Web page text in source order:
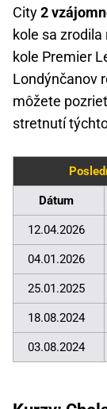
City2
kole sa
kole Premier
Londýnčanov
môžete
stretnutí
Dátum
12.04.2026
04.01.2026
25.01.2025
18.08.2024
03.08.2024